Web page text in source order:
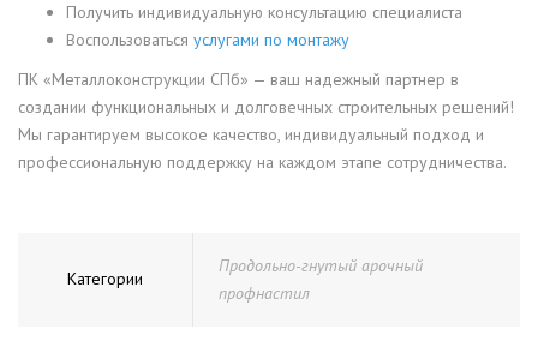
Получить индивидуальную консультацию специалиста
Воспользоваться услугами по монтажу
ПК «Металлоконструкции СПб» — ваш надежный партнер в
создании функциональных и долговечных строительных решений!
Мы гарантируем высокое качество, индивидуальный подход и
профессиональную поддержку на каждом этапе сотрудничества.
Категории
Продольно-гнутый арочный
профнастил